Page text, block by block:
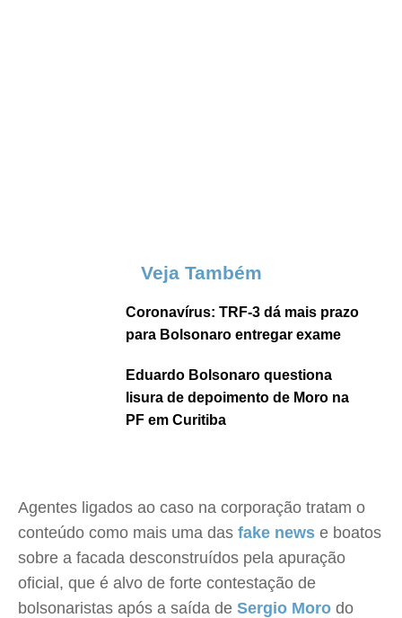
Veja Também
Coronavírus: TRF-3 dá mais prazo
para Bolsonaro entregar exame
Eduardo Bolsonaro questiona
lisura de depoimento de Moro na
PF em Curitiba
Agentes ligados ao caso na corporação tratam o
conteúdo como mais uma das fake news e boatos
sobre a facada desconstruídos pela apuração
oficial, que é alvo de forte contestação de
bolsonaristas após a saída de Sergio Moro do